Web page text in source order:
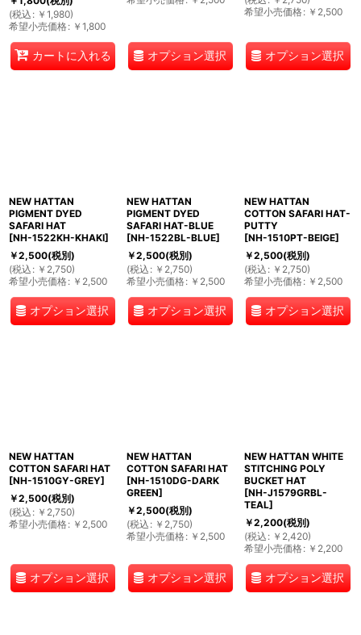
(税込 : ￥ 1,980)
希望小売価格: ￥ 1,800
カートに入れる オプション選択
希望小売価格: ￥ 2,500
オプション選択
NEW HATTAN
PIGMENT DYED
SAFARI HAT
[NH-1522KH-KHAKI]
￥2,500(税別)
(税込 : ￥ 2,750)
希望小売価格: ￥ 2,500
オプション選択
NEW HATTAN
PIGMENT DYED
SAFARI HAT-BLUE
[NH-1522BL-BLUE]
￥2,500(税別)
(税込 : ￥ 2,750)
希望小売価格: ￥ 2,500
オプション選択
NEW HATTAN
COTTON SAFARI HAT-
PUTTY
[NH-1510PT-BEIGE]
￥2,500(税別)
(税込 : ￥ 2,750)
希望小売価格: ￥ 2,500
オプション選択
NEW HATTAN
COTTON SAFARI HAT
[NH-1510GY-GREY]
￥2,500(税別)
(税込 : ￥ 2,750)
希望小売価格: ￥ 2,500
オプション選択
NEW HATTAN
COTTON SAFARI HAT
[NH-1510DG-DARK
GREEN]
￥2,500(税別)
(税込 : ￥ 2,750)
希望小売価格: ￥ 2,500
オプション選択
NEW HATTAN WHITE
STITCHING POLY
BUCKET HAT
[NH-J1579GRBL-
TEAL]
￥2,200(税別)
(税込 : ￥ 2,420)
希望小売価格: ￥ 2,200
オプション選択